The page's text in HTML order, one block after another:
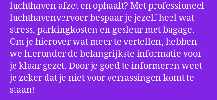
luchthaven afzet en ophaalt? Met professioneel
luchthavenvervoer bespaar je jezelf heel wat
stress, parkingkosten en gesleur met bagage.
Om je hierover wat meer te vertellen, hebben
we hieronder de belangrijkste informatie voor
je klaar gezet. Door je goed te informeren weet
je zeker dat je niet voor verrassingen komt te
staan!